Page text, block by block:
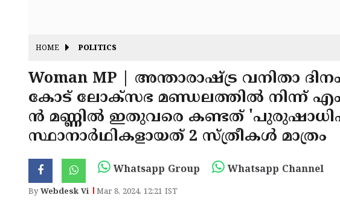
HOME POLITICS
Woman MP | അന്താരാഷ്ട്ര വനിതാ
കോട് ലോക്‌സഭ മണ്ഡലത്തിൽ നിന്ന്
ൻ മണ്ണിൽ ഇതുവരെ കണ്ടത്
സ്ഥാനാർഥികളായത് 2 സ്ത്രീകൾ മാത്രം
Whatsapp Group Whatsapp Channel
ByWebdesk Vi Mar 8, 2024, 12:21 IST